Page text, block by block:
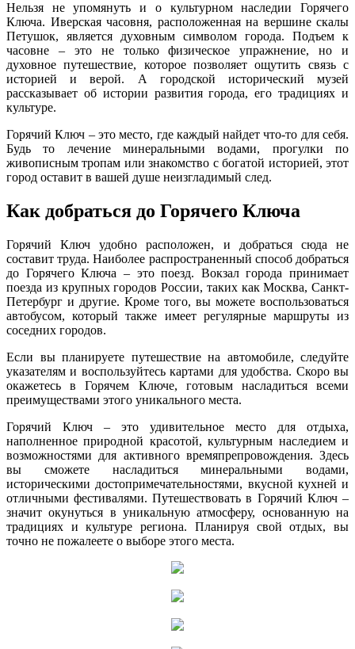
Нельзя не упомянуть и о культурном наследии Горячего
Ключа. Иверская часовня, расположенная на вершине скалы
Петушок, является духовным символом города. Подъем к
часовне – это не только физическое упражнение, но и
духовное путешествие, которое позволяет ощутить связь с
историей и верой. А городской исторический музей
рассказывает об истории развития города, его традициях и
культуре.
Горячий Ключ – это место, где каждый найдет что-то для себя.
Будь то лечение минеральными водами, прогулки по
живописным тропам или знакомство с богатой историей, этот
город оставит в вашей душе неизгладимый след.
Как добраться до Горячего Ключа
Горячий Ключ удобно расположен, и добраться сюда не
составит труда. Наиболее распространенный способ добраться
до Горячего Ключа – это поезд. Вокзал города принимает
поезда из крупных городов России, таких как Москва, Санкт-
Петербург и другие. Кроме того, вы можете воспользоваться
автобусом, который также имеет регулярные маршруты из
соседних городов.
Если вы планируете путешествие на автомобиле, следуйте
указателям и воспользуйтесь картами для удобства. Скоро вы
окажетесь в Горячем Ключе, готовым насладиться всеми
преимуществами этого уникального места.
Горячий Ключ – это удивительное место для отдыха,
наполненное природной красотой, культурным наследием и
возможностями для активного времяпрепровождения. Здесь
вы сможете насладиться минеральными водами,
историческими достопримечательностями, вкусной кухней и
отличными фестивалями. Путешествовать в Горячий Ключ –
значит окунуться в уникальную атмосферу, основанную на
традициях и культуре региона. Планируя свой отдых, вы
точно не пожалеете о выборе этого места.